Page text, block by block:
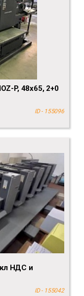
P, 48x65, 2+0
ID - 155096
НДС и
ID - 155042